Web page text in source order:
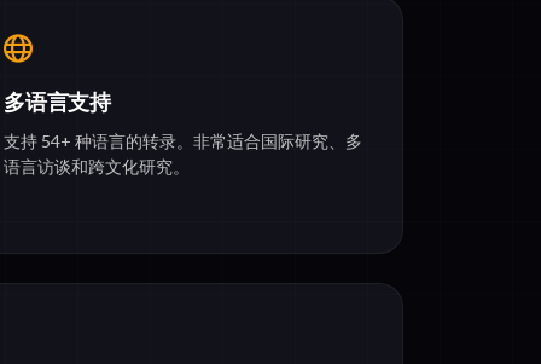
多语言支持
支持 54+ 种语言的转录。非常适合国际研究、多
语言访谈和跨文化研究。